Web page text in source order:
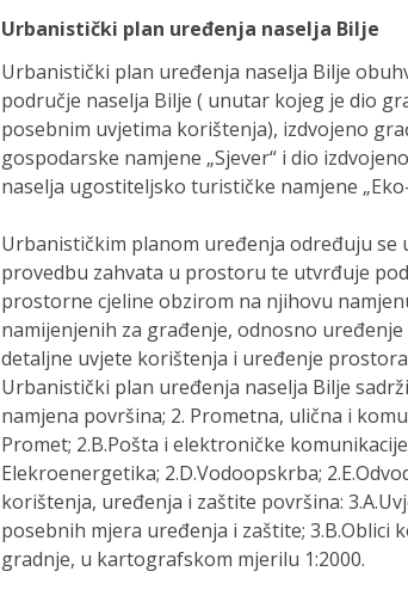
Urbanistički plan uređenja naselja Bilje
Urbanistički plan uređenja naselja Bilje
područje naselja Bilje ( unutar kojeg je dio
posebnim uvjetima korištenja), izdvojeno
gospodarske namjene „Sjever“ i dio
naselja ugostiteljsko turističke namjene
Urbanističkim planom uređenja određuju se
provedbu zahvata u prostoru te utvrđuje
prostorne cjeline obzirom na njihovu
namijenjenih za građenje, odnosno
detaljne uvjete korištenja i uređenje
Urbanistički plan uređenja naselja Bilje
namjena površina; 2. Prometna, ulična i
Promet; 2.B.Pošta i elektroničke
Elekroenergetika; 2.D.Vodoopskrba;
korištenja, uređenja i zaštite površina:
posebnih mjera uređenja i zaštite; 3.B.Oblici
gradnje, u kartografskom mjerilu 1:2000.